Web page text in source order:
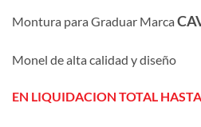
Montura para Graduar Marca
Monel de alta calidad y diseño
EN LIQUIDACION TOTAL